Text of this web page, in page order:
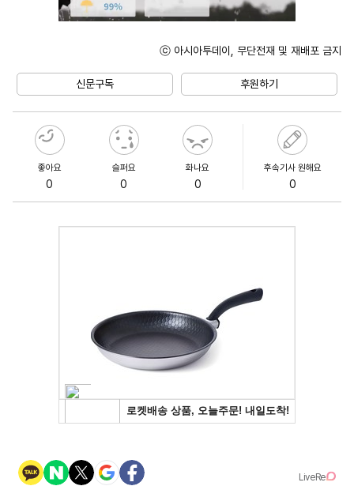
ⓒ 아시아투데이, 무단전재 및 재배포 금지
신문구독 후원하기
좋아요
0
슬퍼요
0
화나요
0
후속기사 원해요
0